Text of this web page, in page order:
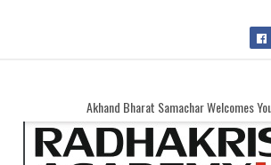
Akhand Bharat Samachar Welcomes You || Now your ads